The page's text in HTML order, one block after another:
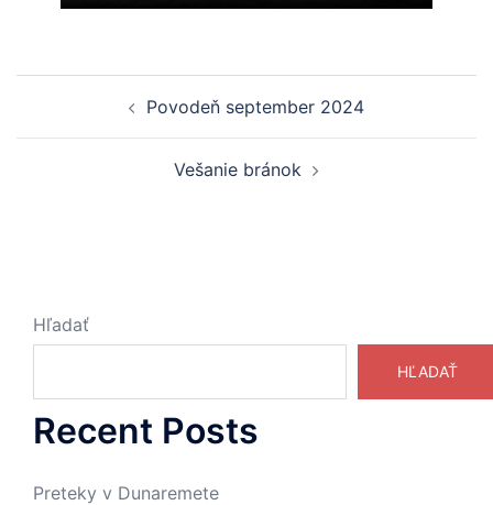
článkami
Povodeň september 2024
Vešanie bránok
Hľadať
HĽADAŤ
Recent Posts
Preteky v Dunaremete